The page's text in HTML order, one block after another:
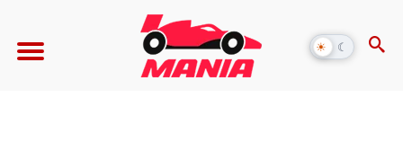
☀ ☾
Alternar
modo